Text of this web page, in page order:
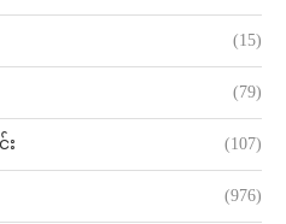
(15)
(79)
(107)
(976)